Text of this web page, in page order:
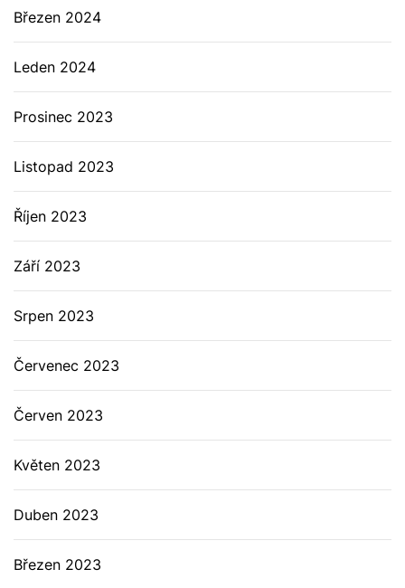
Březen 2024
Leden 2024
Prosinec 2023
Listopad 2023
Říjen 2023
Září 2023
Srpen 2023
Červenec 2023
Červen 2023
Květen 2023
Duben 2023
Březen 2023